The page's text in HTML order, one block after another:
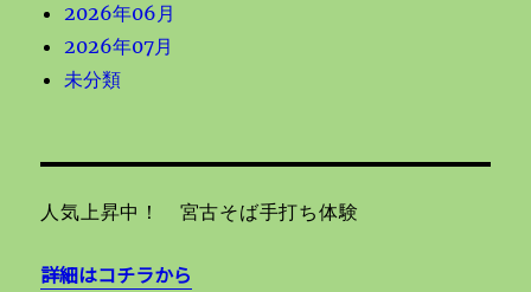
2026年06月
2026年07月
未分類
人気上昇中！ 宮古そば手打ち体験
詳細はコチラから